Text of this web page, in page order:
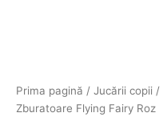
Prima pagină / Jucării copii /
Zburatoare Flying Fairy Roz